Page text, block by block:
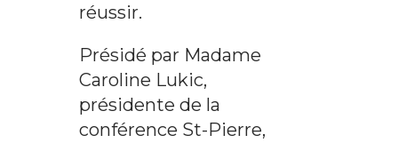
réussir.
Présidé par Madame
Caroline Lukic,
présidente de la
conférence St-Pierre,